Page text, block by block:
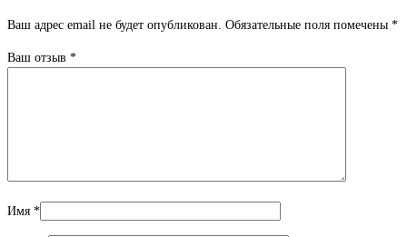
Ваш адрес email не будет опубликован. Обязательные поля помечены *
Ваш отзыв *
Имя *